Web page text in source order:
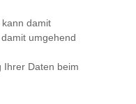
damit
umgehend
Ihrer Daten beim